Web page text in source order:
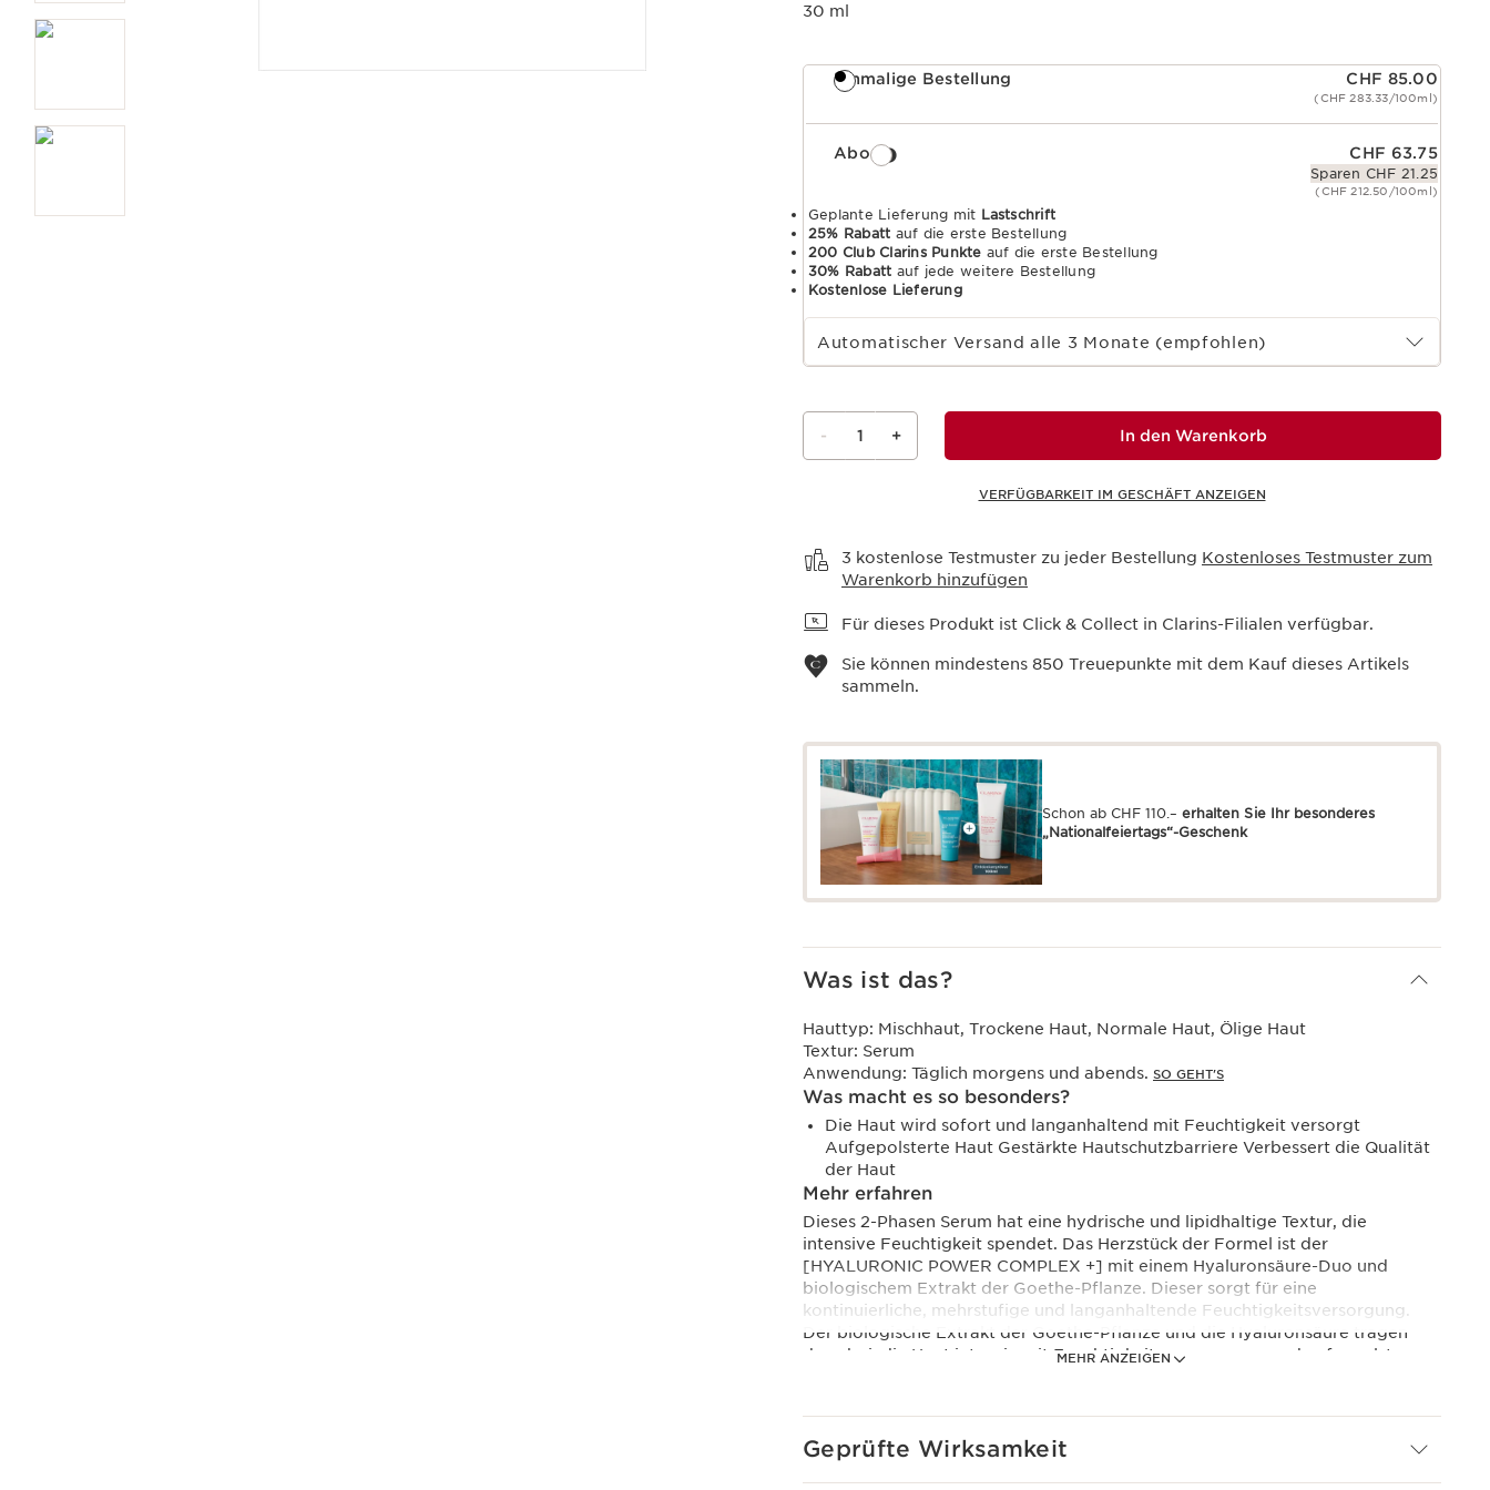
30 ml
Einmalige Bestellung CHF 85.00
(CHF 283.33/100ml)
Abo CHF 63.75
Sparen CHF 21.25
(CHF 212.50/100ml)
Geplante Lieferung mit Lastschrift
25% Rabatt auf die erste Bestellung
200 Club Clarins Punkte auf die erste Bestellung
30% Rabatt auf jede weitere Bestellung
Kostenlose Lieferung
Wählen Sie die Laufzeit des Abonnements
Automatischer Versand alle 3 Monate (empfohlen)
- 1 + In den Warenkorb
VERFÜGBARKEIT IM GESCHÄFT ANZEIGEN
3 kostenlose Testmuster zu jeder Bestellung Kostenloses Testmuster zum
Warenkorb hinzufügen
Für dieses Produkt ist Click & Collect in Clarins-Filialen verfügbar.
Sie können mindestens 850 Treuepunkte mit dem Kauf dieses Artikels
sammeln.
Schon ab CHF 110.–erhalten Sie Ihr besonderes
„Nationalfeiertags“-Geschenk
Was ist das?
MEHR ANZEIGEN
Hauttyp: Mischhaut, Trockene Haut, Normale Haut, Ölige Haut
Textur: Serum
Anwendung: Täglich morgens und abends. SO GEHT'S
Was macht es so besonders?
Die Haut wird sofort und langanhaltend mit Feuchtigkeit versorgt
Aufgepolsterte Haut Gestärkte Hautschutzbarriere Verbessert die Qualität
der Haut
Mehr erfahren
Dieses 2-Phasen Serum hat eine hydrische und lipidhaltige Textur, die
intensive Feuchtigkeit spendet. Das Herzstück der Formel ist der
[HYALURONIC POWER COMPLEX +] mit einem Hyaluronsäure-Duo und
biologischem Extrakt der Goethe-Pflanze. Dieser sorgt für eine
kontinuierliche, mehrstufige und langanhaltende Feuchtigkeitsversorgung.
Der biologische Extrakt der Goethe-Pflanze und die Hyaluronsäure tragen
dazu bei, die Haut intensiv mit Feuchtigkeit zu versorgen und aufzupolstern.
der Safranblüte angereichert, die das Gleichgewicht der Mikrobiota
unterstützen, sowie mit biologischem Extrakt aus der Frucht des
Erdbeerbaums zur Regulierung des Talgs. Sie hilft, das Hautbild zu verfeinern
Geprüfte Wirksamkeit